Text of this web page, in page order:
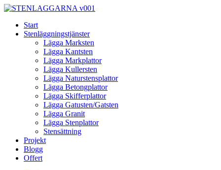
Skip
contentStart
Stenläggningstjänster
Lägga Marksten
Lägga Kantsten
Lägga Markplattor
Lägga Kullersten
Lägga Naturstensplattor
Lägga Betongplattor
Lägga Skifferplattor
Lägga Gatusten/Gatsten
Lägga Granit
Lägga Stenplattor
Stensättning
Projekt
Blogg
Offert